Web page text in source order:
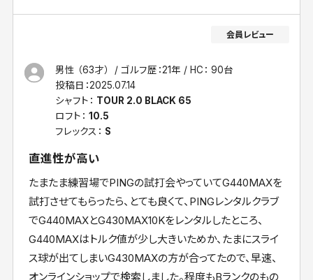
男性 （63才） ゴルフ歴：21年
HC： 90台
投稿日：2025.07.14
シャフト： TOUR 2.0 BLACK 65
ロフト： 10.5
フレックス： S
直進性が高い
たまたま練習場でPINGの試打会やっていてG440MAXを
試打させてもらったら、とても良くて、PINGレンタルクラブ
でG440MAXとG430MAX10Kをレンタルしたところ、
G440MAXはトルク値が少し大きいためか、たまにスライ
ス球が出てしまいG430MAXの方が合ってたので、早速、
オンラインショップで検索しました。程度もBランクのもの